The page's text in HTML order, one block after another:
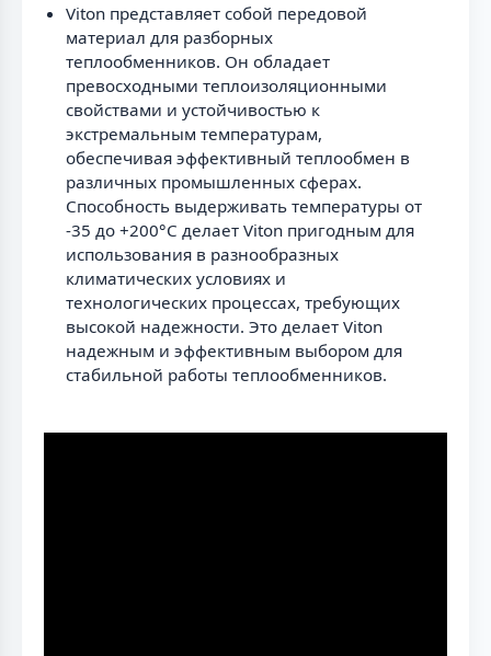
Viton представляет собой передовой
материал для разборных
теплообменников. Он обладает
превосходными теплоизоляционными
свойствами и устойчивостью к
экстремальным температурам,
обеспечивая эффективный теплообмен в
различных промышленных сферах.
Способность выдерживать температуры от
-35 до +200°С делает Viton пригодным для
использования в разнообразных
климатических условиях и
технологических процессах, требующих
высокой надежности. Это делает Viton
надежным и эффективным выбором для
стабильной работы теплообменников.